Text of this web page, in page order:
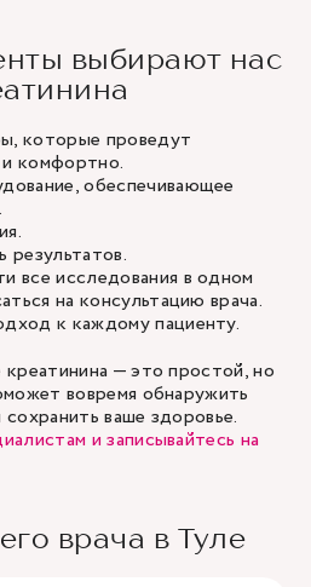
выбирают нас
которые проведут
комфортно.
обеспечивающее
результатов.
все исследования в одном
на консультацию врача.
к каждому пациенту.
— это простой, но
вовремя обнаружить
ваше здоровье.
и записывайтесь на
врача в Туле